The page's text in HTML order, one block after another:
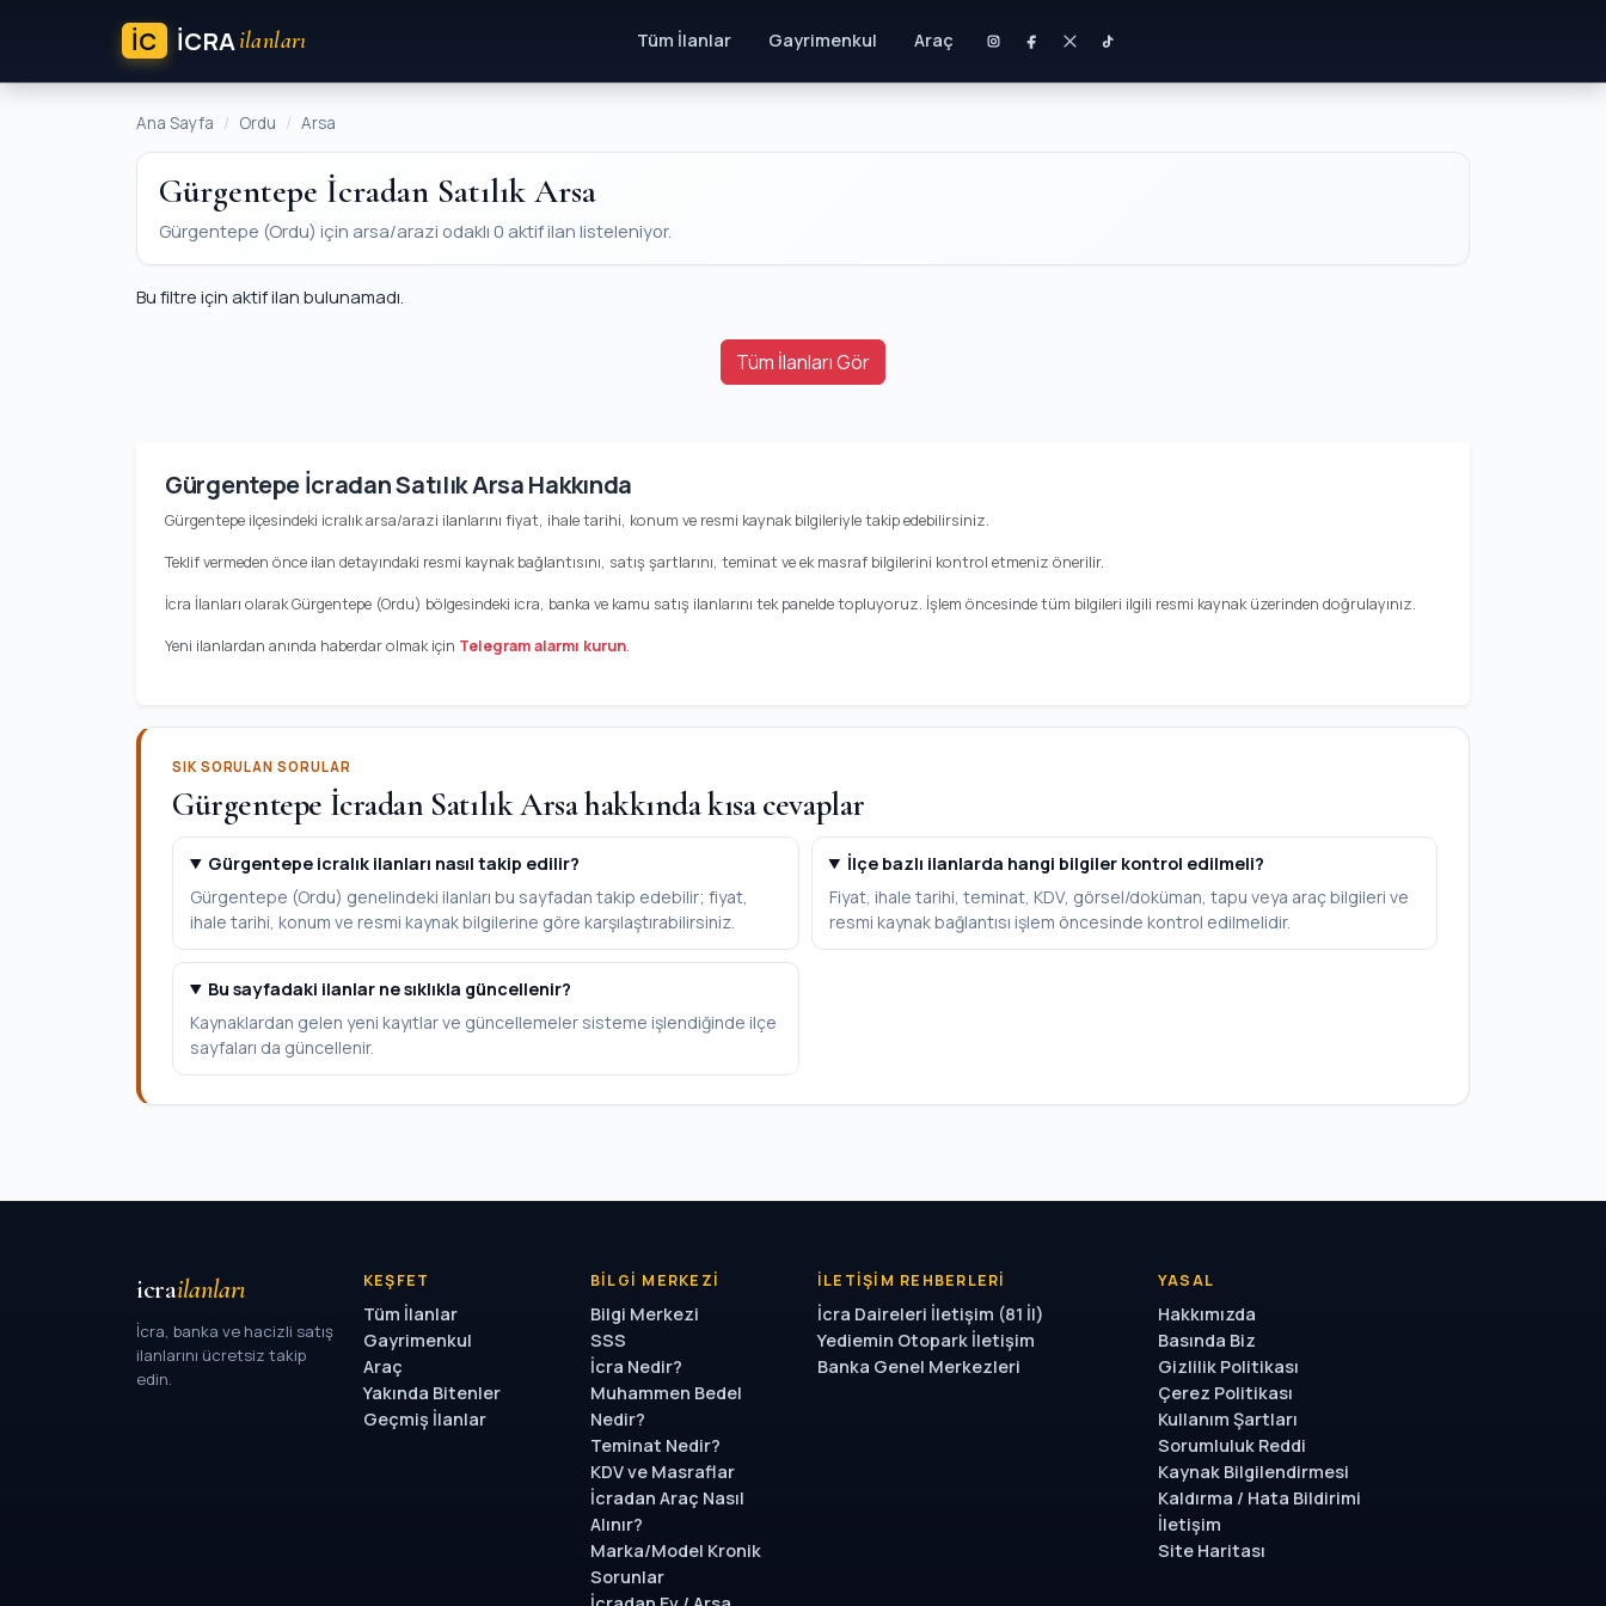
İC ICRAilanları Tüm İlanlar Gayrimenkul Araç
Ana Sayfa Ordu Arsa
Gürgentepe İcradan Satılık Arsa
Gürgentepe (Ordu) için arsa/arazi odaklı 0 aktif ilan listeleniyor.
Bu filtre için aktif ilan bulunamadı.
Tüm İlanları Gör
Gürgentepe İcradan Satılık Arsa Hakkında
Gürgentepe ilçesindeki icralık arsa/arazi ilanlarını fiyat, ihale tarihi, konum ve resmi kaynak bilgileriyle takip edebilirsiniz.
Teklif vermeden önce ilan detayındaki resmi kaynak bağlantısını, satış şartlarını, teminat ve ek masraf bilgilerini kontrol etmeniz önerilir.
İcra İlanları olarak Gürgentepe (Ordu) bölgesindeki icra, banka ve kamu satış ilanlarını tek panelde topluyoruz. İşlem öncesinde tüm bilgileri ilgili resmi kaynak üzerinden doğrulayınız.
Yeni ilanlardan anında haberdar olmak için Telegram alarmı kurun.
SIK SORULAN SORULAR
Gürgentepe İcradan Satılık Arsa hakkında kısa cevaplar
Gürgentepe icralık ilanları nasıl takip edilir?
Gürgentepe (Ordu) genelindeki ilanları bu sayfadan takip edebilir; fiyat,
ihale tarihi, konum ve resmi kaynak bilgilerine göre karşılaştırabilirsiniz.
İlçe bazlı ilanlarda hangi bilgiler kontrol edilmeli?
Fiyat, ihale tarihi, teminat, KDV, görsel/doküman, tapu veya araç bilgileri ve
resmi kaynak bağlantısı işlem öncesinde kontrol edilmelidir.
Bu sayfadaki ilanlar ne sıklıkla güncellenir?
Kaynaklardan gelen yeni kayıtlar ve güncellemeler sisteme işlendiğinde ilçe
sayfaları da güncellenir.
icrailanları
İcra, banka ve hacizli satış
ilanlarını ücretsiz takip
edin.
KEŞFET
Tüm İlanlar
Gayrimenkul
Araç
Yakında Bitenler
Geçmiş İlanlar
BILGI MERKEZI
Bilgi Merkezi
SSS
İcra Nedir?
Muhammen Bedel
Nedir?
Teminat Nedir?
KDV ve Masraflar
İcradan Araç Nasıl
Alınır?
Marka/Model Kronik
Sorunlar
İLETIŞIM REHBERLERI
İcra Daireleri İletişim (81 İl)
Yediemin Otopark İletişim
Banka Genel Merkezleri
YASAL
Hakkımızda
Basında Biz
Gizlilik Politikası
Çerez Politikası
Kullanım Şartları
Sorumluluk Reddi
Kaynak Bilgilendirmesi
Kaldırma / Hata Bildirimi
İletişim
Site Haritası